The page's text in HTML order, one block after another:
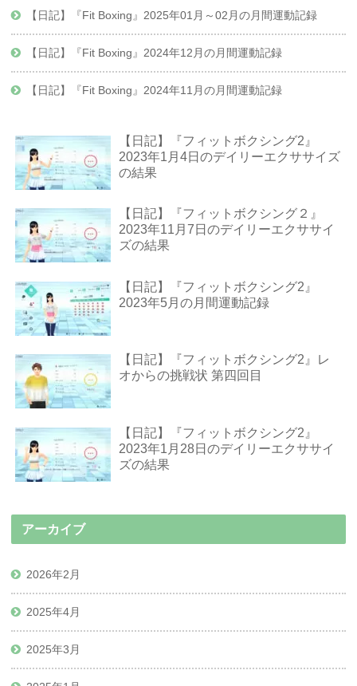
【日記】『Fit Boxing』2025年01月～02月の月間運動記録
【日記】『Fit Boxing』2024年12月の月間運動記録
【日記】『Fit Boxing』2024年11月の月間運動記録
【日記】『フィットボクシング2』
2023年1月4日のデイリーエクササイズ
の結果
【日記】『フィットボクシング２』
2023年11月7日のデイリーエクササイ
ズの結果
【日記】『フィットボクシング2』
2023年5月の月間運動記録
【日記】『フィットボクシング2』レ
オからの挑戦状 第四回目
【日記】『フィットボクシング2』
2023年1月28日のデイリーエクササイ
ズの結果
アーカイブ
2026年2月
2025年4月
2025年3月